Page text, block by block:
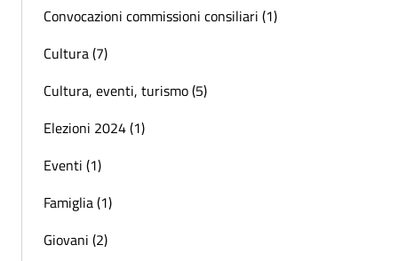
Convocazioni commissioni consiliari (1)
Cultura (7)
Cultura, eventi, turismo (5)
Elezioni 2024 (1)
Eventi (1)
Famiglia (1)
Giovani (2)